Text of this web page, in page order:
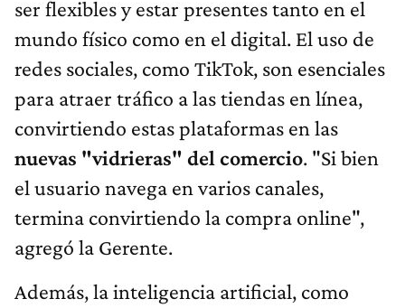
ser flexibles y estar presentes tanto en el
mundo físico como en el digital. El uso de
redes sociales, como TikTok, son esenciales
para atraer tráfico a las tiendas en línea,
convirtiendo estas plataformas en las
nuevas "vidrieras" del comercio. "Si bien
el usuario navega en varios canales,
termina convirtiendo la compra online",
agregó la Gerente.
Además, la inteligencia artificial, como